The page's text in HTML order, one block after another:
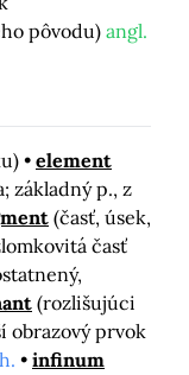
pôvodu) angl.
element
základný p., z
(časť, úsek,
časť
(rozlišujúci
obrazový prvok
infinum